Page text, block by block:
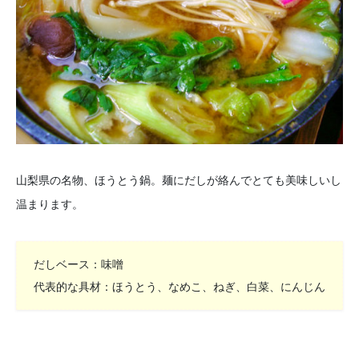
山梨県の名物、ほうとう鍋。麺にだしが絡んでとても美味しいし
温まります。
だしベース：味噌
代表的な具材：ほうとう、なめこ、ねぎ、白菜、にんじん